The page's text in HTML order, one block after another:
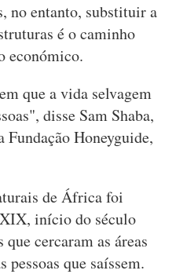
no entanto, substituir a
é o caminho
económico.
que a vida selvagem
disse Sam Shaba,
Honeyguide,
de África foi
início do século
cercaram as áreas
pessoas que saíssem.